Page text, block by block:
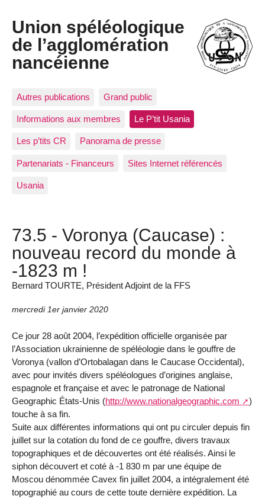
Union spéléologique
de l’agglomération
nancéienne
Autres publications Grand public
Informations aux membres Le P’tit Usania
Les p’tits CR Panorama de presse
Partenariats - Financeurs Sites Internet référencés
Usania
73.5 - Voronya (Caucase) :
nouveau record du monde à
-1823 m !
Bernard TOURTE, Président Adjoint de la FFS
mercredi 1er janvier 2020
Ce jour 28 août 2004, l’expédition officielle organisée par
l’Association ukrainienne de spéléologie dans le gouffre de
Voronya (vallon d’Ortobalagan dans le Caucase Occidental),
avec pour invités divers spéléologues d’origines anglaise,
espagnole et française et avec le patronage de National
Geographic États-Unis (http://www.nationalgeographic.com
)
touche à sa fin.
Suite aux différentes informations qui ont pu circuler depuis fin
juillet sur la cotation du fond de ce gouffre, divers travaux
topographiques et de découvertes ont été réalisés. Ainsi le
siphon découvert et coté à -1 830 m par une équipe de
Moscou dénommée Cavex fin juillet 2004, a intégralement été
topographié au cours de cette toute dernière expédition. La